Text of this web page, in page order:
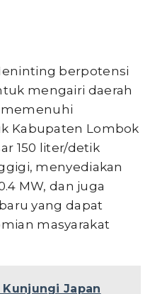
berpotensi
mengairi daerah
memenuhi
Kabupaten Lombok
150 liter/detik
menyediakan
MW, dan juga
yang dapat
masyarakat
Kunjungi Japan